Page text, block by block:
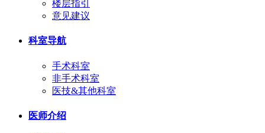
楼层指引
意见建议
科室导航
手术科室
非手术科室
医技&其他科室
医师介绍